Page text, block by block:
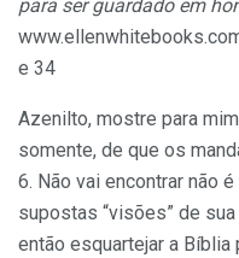
para ser guardado em
e 34
Azenilto, mostre para
somente, de que os
6. Não vai encontrar não
supostas “visões” de
então esquartejar a